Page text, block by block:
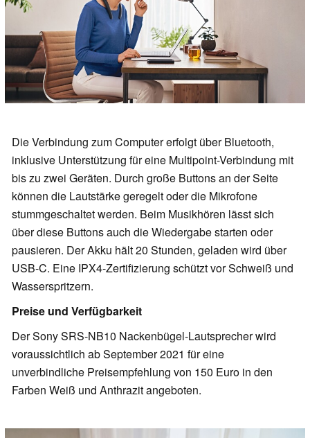
Die Verbindung zum Computer erfolgt über Bluetooth,
inklusive Unterstützung für eine Multipoint-Verbindung mit
bis zu zwei Geräten. Durch große Buttons an der Seite
können die Lautstärke geregelt oder die Mikrofone
stummgeschaltet werden. Beim Musikhören lässt sich
über diese Buttons auch die Wiedergabe starten oder
pausieren. Der Akku hält 20 Stunden, geladen wird über
USB-C. Eine IPX4-Zertifizierung schützt vor Schweiß und
Wasserspritzern.
Preise und Verfügbarkeit
Der Sony SRS-NB10 Nackenbügel-Lautsprecher wird
voraussichtlich ab September 2021 für eine
unverbindliche Preisempfehlung von 150 Euro in den
Farben Weiß und Anthrazit angeboten.